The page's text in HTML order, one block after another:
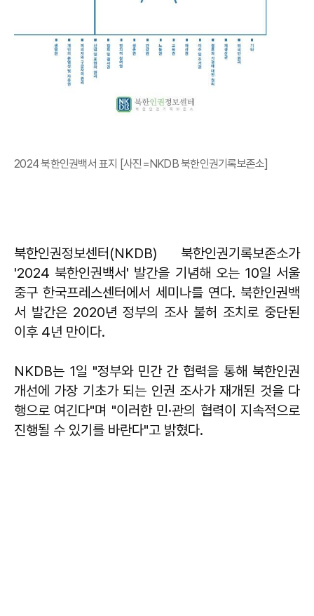
2024 북한인권백서 표지 [사진=NKDB 북한인권기록보존소]
북한인권정보센터(NKDB) 북한인권기록보존소가
'2024 북한인권백서' 발간을 기념해 오는 10일 서울
중구 한국프레스센터에서 세미나를 연다. 북한인권백
서 발간은 2020년 정부의 조사 불허 조치로 중단된
이후 4년 만이다.
NKDB는 1일 "정부와 민간 간 협력을 통해 북한인권
개선에 가장 기초가 되는 인권 조사가 재개된 것을 다
행으로 여긴다"며 "이러한 민·관의 협력이 지속적으로
진행될 수 있기를 바란다"고 밝혔다.